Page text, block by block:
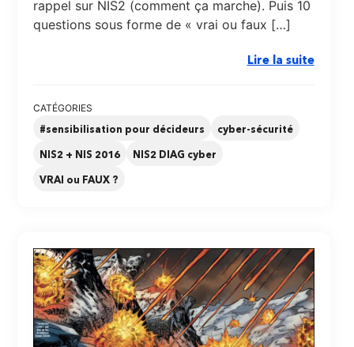
rappel sur NIS2 (comment ça marche). Puis 10
questions sous forme de « vrai ou faux […]
Lire la suite
CATÉGORIES
#sensibilisation pour décideurs
cyber-sécurité
NIS2 + NIS 2016 NIS2 DIAG cyber
VRAI ou FAUX ?